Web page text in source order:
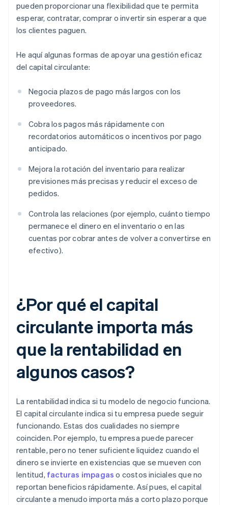
pueden proporcionar una flexibilidad que te permita
esperar, contratar, comprar o invertir sin esperar a que
los clientes paguen.
He aquí algunas formas de apoyar una gestión eficaz
del capital circulante:
Negocia plazos de pago más largos con los
proveedores.
Cobra los pagos más rápidamente con
recordatorios automáticos o incentivos por pago
anticipado.
Mejora la rotación del inventario para realizar
previsiones más precisas y reducir el exceso de
pedidos.
Controla las relaciones (por ejemplo, cuánto tiempo
permanece el dinero en el inventario o en las
cuentas por cobrar antes de volver a convertirse en
efectivo).
¿Por qué el capital
circulante importa más
que la rentabilidad en
algunos casos?
La rentabilidad indica si tu modelo de negocio funciona.
El capital circulante indica si tu empresa puede seguir
funcionando. Estas dos cualidades no siempre
coinciden. Por ejemplo, tu empresa puede parecer
rentable, pero no tener suficiente liquidez cuando el
dinero se invierte en existencias que se mueven con
lentitud, facturas impagas o costos iniciales que no
reportan beneficios rápidamente. Así pues, el capital
circulante a menudo importa más a corto plazo porque